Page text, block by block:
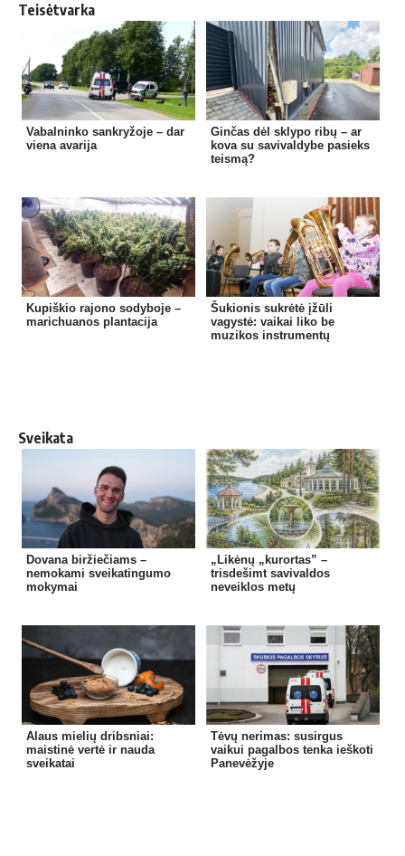
Teisėtvarka
Vabalninko sankryžoje – dar
viena avarija
Ginčas dėl sklypo ribų – ar
kova su savivaldybe pasieks
teismą?
Kupiškio rajono sodyboje –
marichuanos plantacija
Šukionis sukrėtė įžūli
vagystė: vaikai liko be
muzikos instrumentų
Sveikata
Dovana biržiečiams –
nemokami sveikatingumo
mokymai
„Likėnų „kurortas” –
trisdešimt savivaldos
neveiklos metų
Alaus mielių dribsniai:
maistinė vertė ir nauda
sveikatai
Tėvų nerimas: susirgus
vaikui pagalbos tenka ieškoti
Panevėžyje